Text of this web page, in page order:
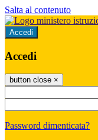
Salta al contenuto
Accedi
Accedi
button close ×
Password dimenticata?